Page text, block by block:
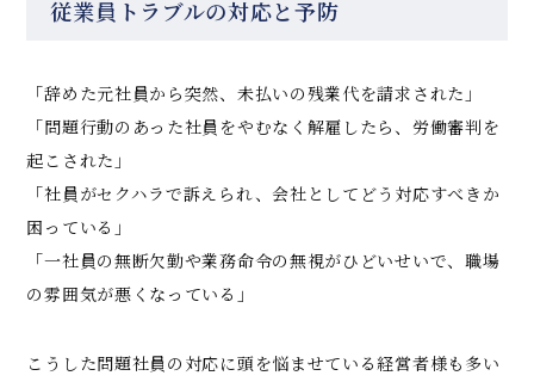
従業員トラブルの対応と予防
「辞めた元社員から突然、未払いの残業代を請求された」
「問題行動のあった社員をやむなく解雇したら、労働審判を
起こされた」
「社員がセクハラで訴えられ、会社としてどう対応すべきか
困っている」
「一社員の無断欠勤や業務命令の無視がひどいせいで、職場
の雰囲気が悪くなっている」
こうした問題社員の対応に頭を悩ませている経営者様も多い